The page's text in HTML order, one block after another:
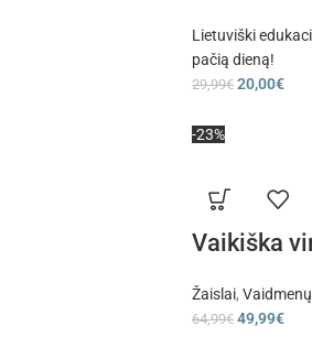
Lietuviški
pačią dieną!
29,99€ 20,00€
-23%
Vaikiška
Žaislai,
64,99€ 49,99€